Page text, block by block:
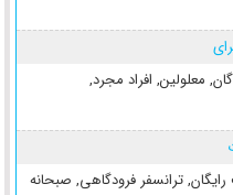
, معلولین, افراد مجرد,
رایگان, ترانسفر فرودگاهی, صبحانه